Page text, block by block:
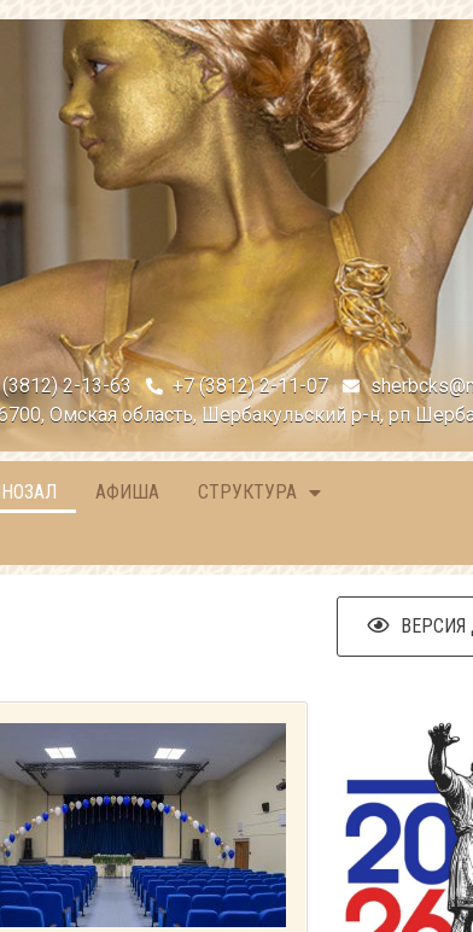
2-13-63 +7 (3812) 2-11-07
Омская область, Шербакульский р-н, рп
АФИША
СТРУКТУРА